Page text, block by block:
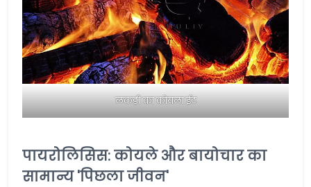
लकड़ी का कोयला ईट
पायरोलिसिस: कोयले और बायोचार का
सामान्य 'पिछला जीवन'